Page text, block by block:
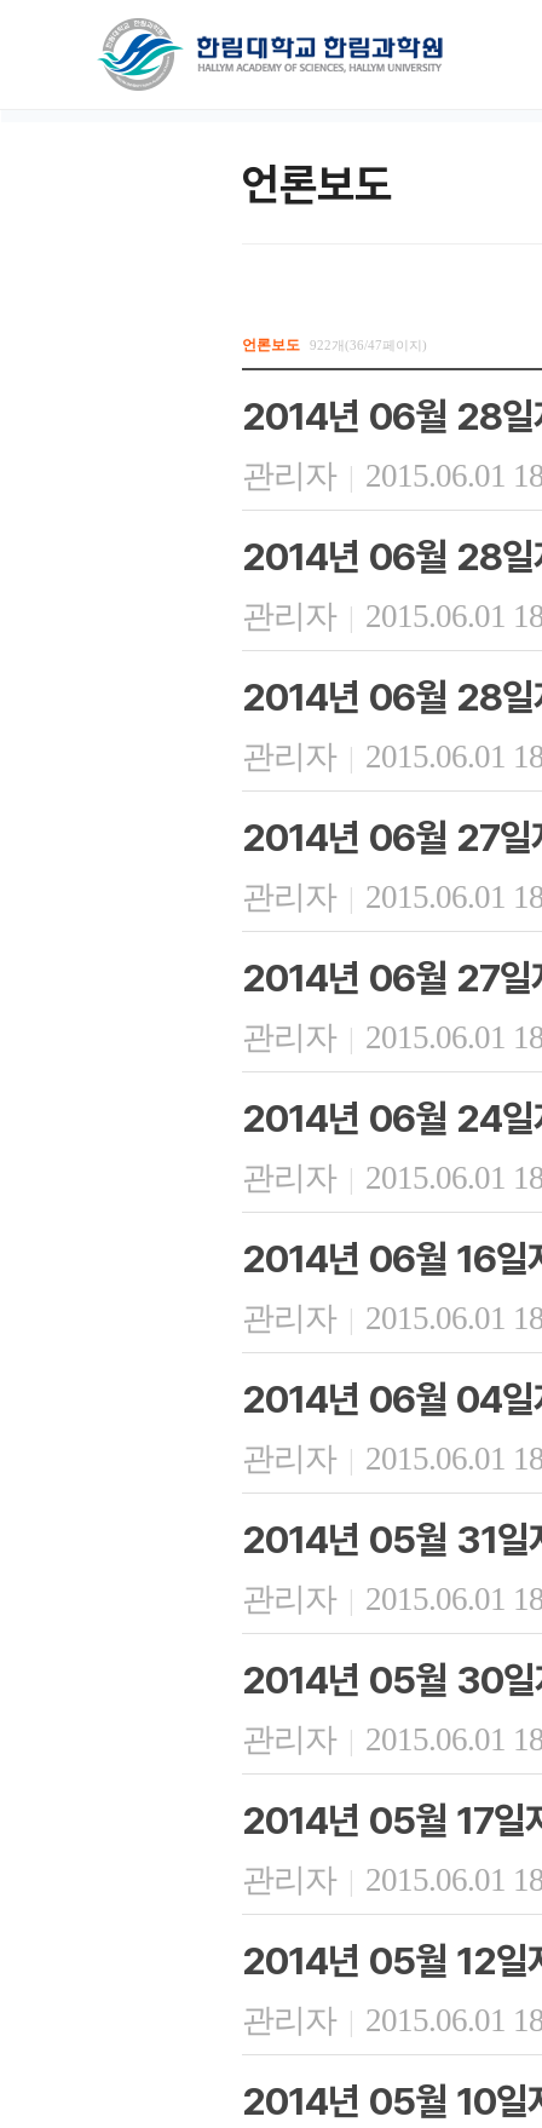
언론보도
언론보도 922개(36/47페이지)
2014년 06월 28일
관리자 | 2015.06.01
2014년 06월 28일
관리자 | 2015.06.01
2014년 06월 28일
관리자 | 2015.06.01
2014년 06월 27일
관리자 | 2015.06.01
2014년 06월 27일
관리자 | 2015.06.01
2014년 06월 24일
관리자 | 2015.06.01
2014년 06월 16일
관리자 | 2015.06.01
2014년 06월 04일
관리자 | 2015.06.01
2014년 05월 31일
관리자 | 2015.06.01
2014년 05월 30일
관리자 | 2015.06.01
2014년 05월 17일
관리자 | 2015.06.01
2014년 05월 12일
관리자 | 2015.06.01
2014년 05월 10일